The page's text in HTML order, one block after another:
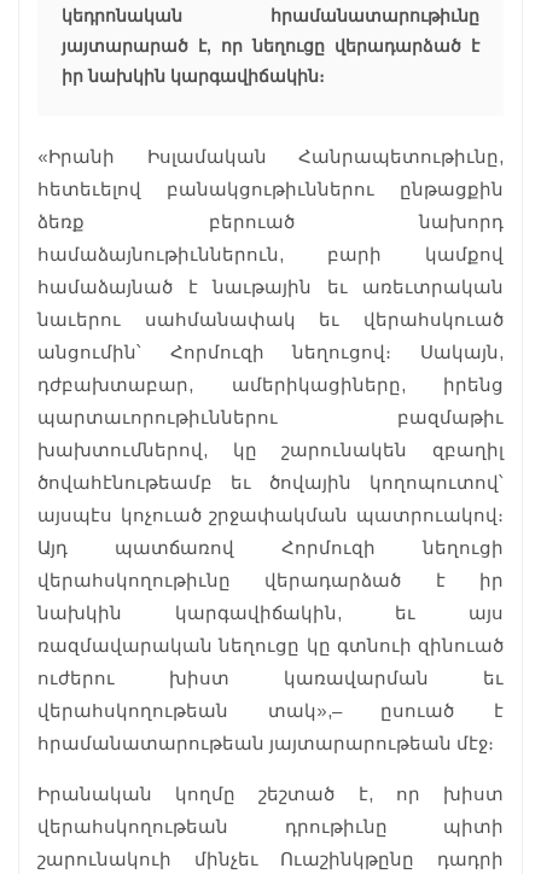
կեդրոնական հրամանատարութիւնը
յայտարարած է, որ նեղուցը վերադարձած է
իր նախկին կարգավիճակին։
«Իրանի Իսլամական Հանրապետութիւնը,
հետեւելով բանակցութիւններու ընթացքին
ձեռք բերուած նախորդ
համաձայնութիւններուն, բարի կամքով
համաձայնած է նաւթային եւ առեւտրական
նաւերու սահմանափակ եւ վերահսկուած
անցումին՝ Հորմուզի նեղուցով։ Սակայն,
դժբախտաբար, ամերիկացիները, իրենց
պարտաւորութիւններու բազմաթիւ
խախտումներով, կը շարունակեն զբաղիլ
ծովահէնութեամբ եւ ծովային կողոպուտով՝
այսպէս կոչուած շրջափակման պատրուակով։
Այդ պատճառով Հորմուզի նեղուցի
վերահսկողութիւնը վերադարձած է իր
նախկին կարգավիճակին, եւ այս
ռազմավարական նեղուցը կը գտնուի զինուած
ուժերու խիստ կառավարման եւ
վերահսկողութեան տակ»,– ըսուած է
հրամանատարութեան յայտարարութեան մէջ։
Իրանական կողմը շեշտած է, որ խիստ
վերահսկողութեան դրութիւնը պիտի
շարունակուի մինչեւ Ուաշինկթընը դադրի